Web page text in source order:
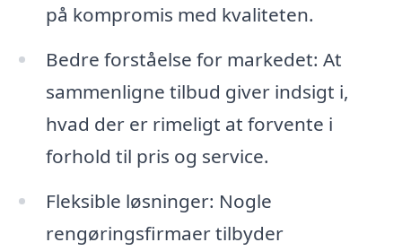
på kompromis med kvaliteten.
Bedre forståelse for markedet: At
sammenligne tilbud giver indsigt i,
hvad der er rimeligt at forvente i
forhold til pris og service.
Fleksible løsninger: Nogle
rengøringsfirmaer tilbyder